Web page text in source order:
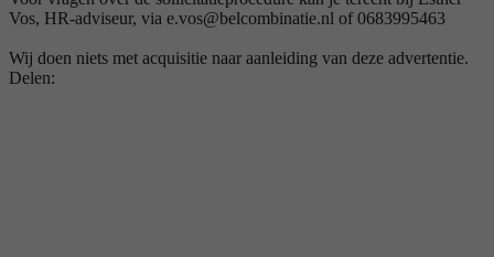
Vos, HR-adviseur, via e.vos@belcombinatie.nl of 0683995463
Wij doen niets met acquisitie naar aanleiding van deze advertentie.
Delen: